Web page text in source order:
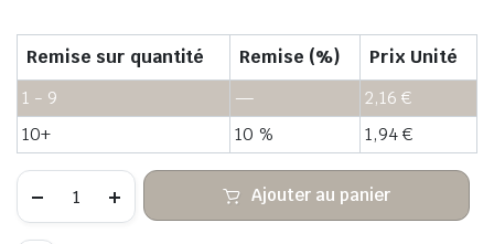
Remise sur quantité Remise (%)
Prix Unité
1 - 9
— 2,16 €
10+
10 % 1,94€
Jade
Ajouter au panier